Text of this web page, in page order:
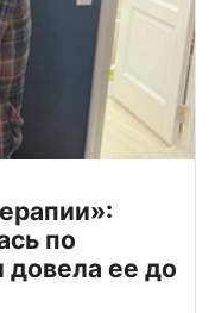
по
довела ее до